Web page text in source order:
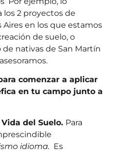
los 2 proyectos de
en los que estamos
de suelo, o
de nativas de San Martín
comenzar a aplicar
en tu campo junto a
del Suelo. Para
idioma. Es